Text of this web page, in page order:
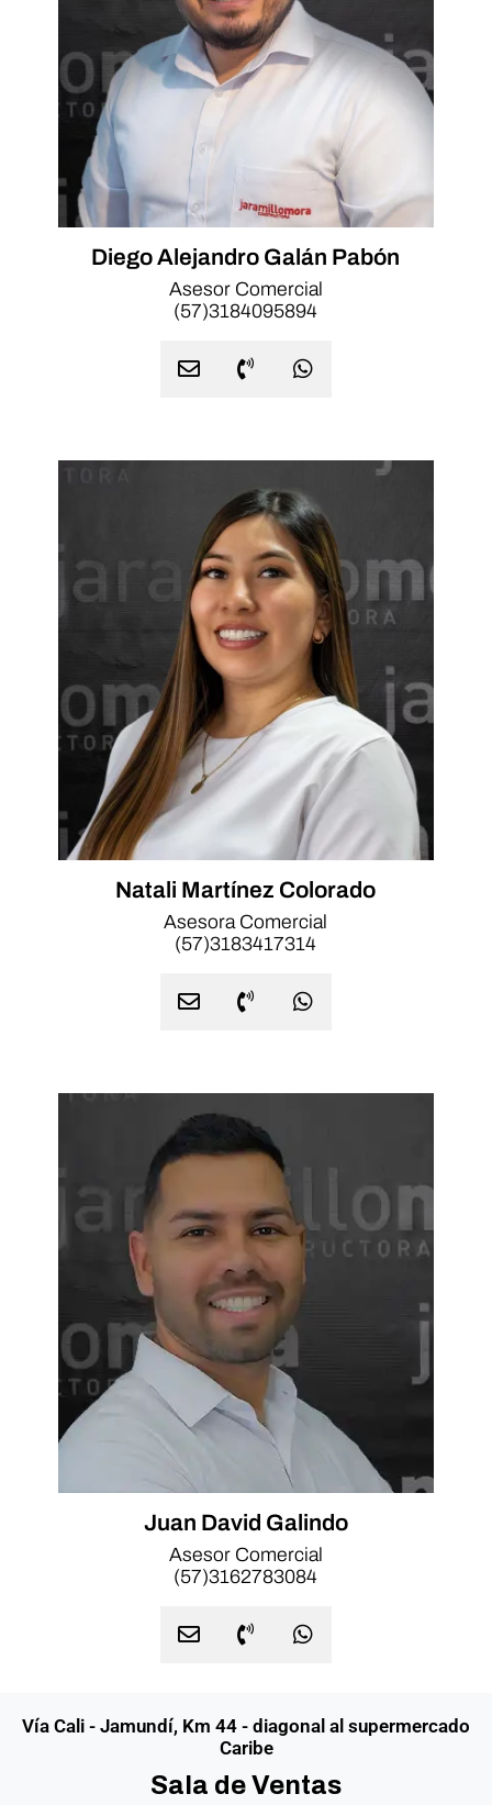
Diego Alejandro Galán Pabón
Asesor Comercial
(57)3184095894
Natali Martínez Colorado
Asesora Comercial
(57)3183417314
Juan David Galindo
Asesor Comercial
(57)3162783084
Vía Cali - Jamundí, Km 44 - diagonal al supermercado
Caribe
Sala de Ventas